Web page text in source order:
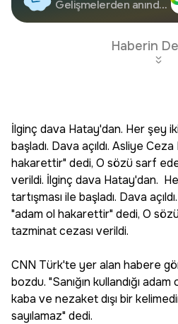
Google'da Takip
Edin
Gelişmelerden anında
Haberin
İlginç dava Hatay'dan. Her şey
başladı. Dava açıldı. Asliye
hakarettir" dedi, O sözü sarf
verildi. İlginç dava Hatay'dan.
tartışması ile başladı. Dava
"adam ol hakarettir" dedi, O
tazminat cezası verildi.
CNN Türk'te yer alan habere
bozdu. "Sanığın kullandığı
kaba ve nezaket dışı bir
sayılamaz" dedi.